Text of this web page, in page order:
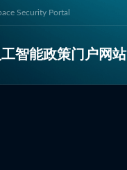
Security Portal
智能政策门户网站